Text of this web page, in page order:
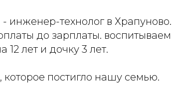
инженер-технолог в Храпуново.
до зарплаты. воспитываем
лет и дочку 3 лет.
которое постигло нашу семью.